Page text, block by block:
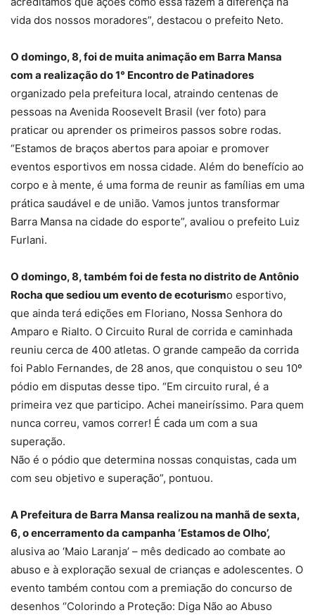
vida dos nossos moradores”, destacou o prefeito Neto.
O domingo, 8, foi de muita animação em Barra Mansa
com a realização do 1° Encontro de Patinadores
organizado pela prefeitura local, atraindo centenas de
pessoas na Avenida Roosevelt Brasil (ver foto) para
praticar ou aprender os primeiros passos sobre rodas.
“Estamos de braços abertos para apoiar e promover
eventos esportivos em nossa cidade. Além do benefício ao
corpo e à mente, é uma forma de reunir as famílias em uma
prática saudável e de união. Vamos juntos transformar
Barra Mansa na cidade do esporte”, avaliou o prefeito Luiz
Furlani.
O domingo, 8, também foi de festa no distrito de Antônio
Rocha que sediou um evento de ecoturismo esportivo,
que ainda terá edições em Floriano, Nossa Senhora do
Amparo e Rialto. O Circuito Rural de corrida e caminhada
reuniu cerca de 400 atletas. O grande campeão da corrida
foi Pablo Fernandes, de 28 anos, que conquistou o seu 10º
pódio em disputas desse tipo. “Em circuito rural, é a
primeira vez que participo. Achei maneiríssimo. Para quem
nunca correu, vamos correr! É cada um com a sua
superação.
Não é o pódio que determina nossas conquistas, cada um
com seu objetivo e superação”, pontuou.
A Prefeitura de Barra Mansa realizou na manhã de sexta,
6, o encerramento da campanha ‘Estamos de Olho’,
alusiva ao ‘Maio Laranja’ – mês dedicado ao combate ao
abuso e à exploração sexual de crianças e adolescentes. O
evento também contou com a premiação do concurso de
desenhos ‘’Colorindo a Proteção: Diga Não ao Abuso